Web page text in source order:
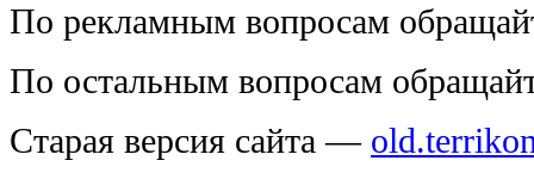
По рекламным вопросам
По остальным вопросам
Старая версия сайта —